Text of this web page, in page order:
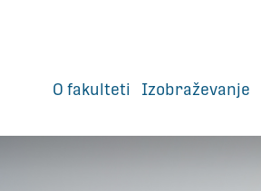
O fakulteti Izobraževanje